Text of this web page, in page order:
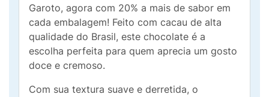
Garoto, agora com 20% a mais de sabor em
cada embalagem! Feito com cacau de alta
qualidade do Brasil, este chocolate é a
escolha perfeita para quem aprecia um gosto
doce e cremoso.
Com sua textura suave e derretida, o